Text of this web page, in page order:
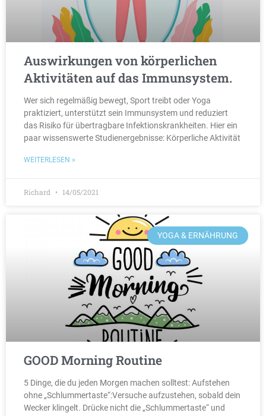
Auswirkungen von körperlichen
Aktivitäten auf das Immunsystem.
Wer sich regelmäßig bewegt, Sport treibt oder Yoga
praktiziert, unterstützt sein Immunsystem und reduziert
das Risiko für übertragbare Infektionskrankheiten. Hier ein
paar wissenswerte Studienergebnisse: Körperliche Aktivität
WEITERLESEN »
Richard 14/05/2021
YOGA & ERNÄHRUNG
GOOD Morning Routine
5 Dinge, die du jeden Morgen machen solltest: Aufstehen
ohne „Schlummertaste“:Versuche aufzustehen, sobald dein
Wecker klingelt. Drücke nicht die „Schlummertaste“ und